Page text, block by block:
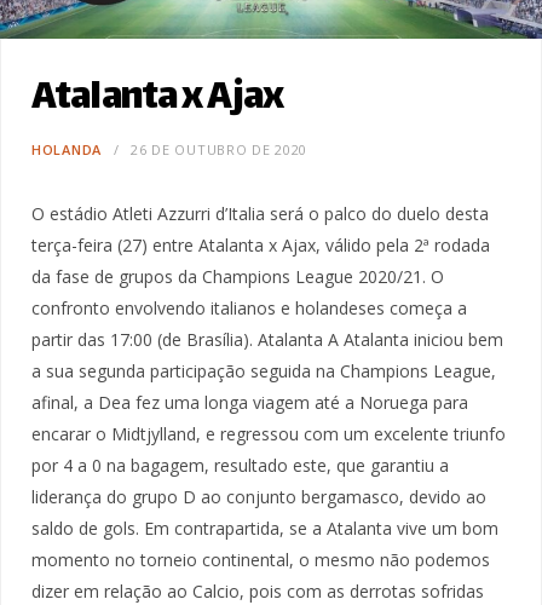
Atalanta x Ajax
HOLANDA 26 DE OUTUBRO DE 2020
O estádio Atleti Azzurri d’Italia será o palco do duelo desta
terça-feira (27) entre Atalanta x Ajax, válido pela 2ª rodada
da fase de grupos da Champions League 2020/21. O
confronto envolvendo italianos e holandeses começa a
partir das 17:00 (de Brasília). Atalanta A Atalanta iniciou bem
a sua segunda participação seguida na Champions League,
afinal, a Dea fez uma longa viagem até a Noruega para
encarar o Midtjylland, e regressou com um excelente triunfo
por 4 a 0 na bagagem, resultado este, que garantiu a
liderança do grupo D ao conjunto bergamasco, devido ao
saldo de gols. Em contrapartida, se a Atalanta vive um bom
momento no torneio continental, o mesmo não podemos
dizer em relação ao Calcio, pois com as derrotas sofridas